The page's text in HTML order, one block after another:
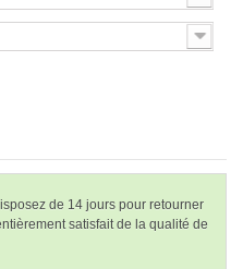
de 14 jours pour retourner
satisfait de la qualité de